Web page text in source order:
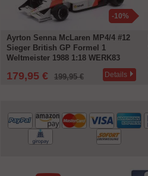
-10%
Ayrton Senna McLaren MP4/4 #12
Sieger British GP Formel 1
Weltmeister 1988 1:18 WERK83
179,95 € 199,95 € Details